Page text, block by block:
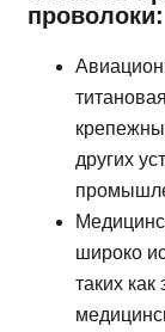
проволоки:
других
широко
таких